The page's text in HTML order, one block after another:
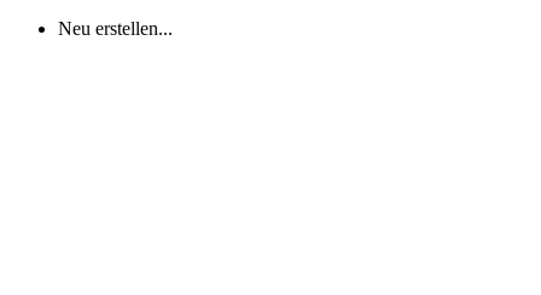
Neu erstellen...